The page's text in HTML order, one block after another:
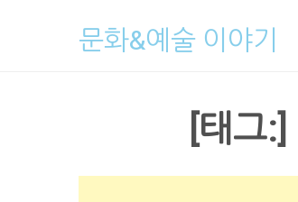
문화&예술 이야기
[태그:]